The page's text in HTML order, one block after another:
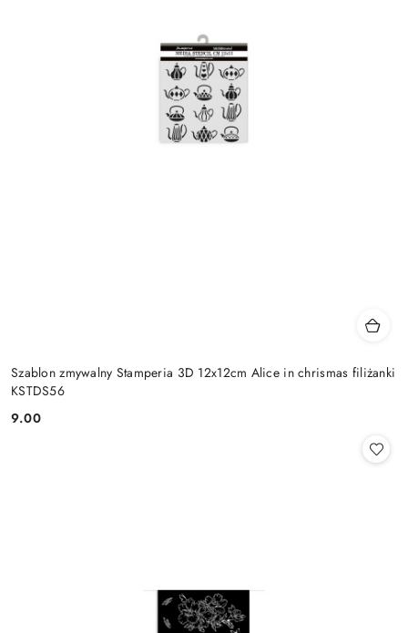
Szablon zmywalny Stamperia 3D 12x12cm Alice in chrismas filiżanki
KSTDS56
Cena:
9.00